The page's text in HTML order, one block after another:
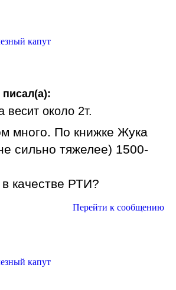
капут
писал(а):
около 2т.
много. По книжке Жука
сильно тяжелее) 1500-
качестве РТИ?
Перейти к сообщению
капут